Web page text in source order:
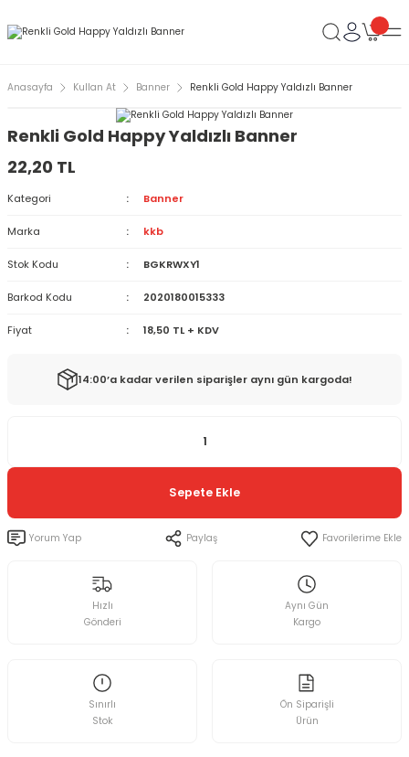
Anasayfa Kullan At Banner Renkli Gold Happy Yaldızlı Banner
Renkli Gold Happy Yaldızlı Banner
22,20 TL
Kategori Banner
Marka kkb
Stok Kodu BGKRWXY1
Barkod Kodu 2020180015333
Fiyat 18,50 TL + KDV
14:00’a kadar verilen siparişler aynı gün kargoda!
Sepete Ekle
Yorum Yap Paylaş
Hızlı
Gönderi
Aynı Gün
Kargo
Sınırlı
Stok
Ön Siparişli
Ürün